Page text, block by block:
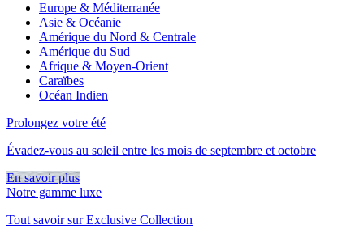
Europe & Méditerranée
Asie & Océanie
Amérique du Nord & Centrale
Amérique du Sud
Afrique & Moyen-Orient
Caraïbes
Océan Indien
Prolongez votre été
Évadez-vous au soleil entre les mois de septembre et octobre
En savoir plus
Notre gamme luxe
Tout savoir sur Exclusive Collection